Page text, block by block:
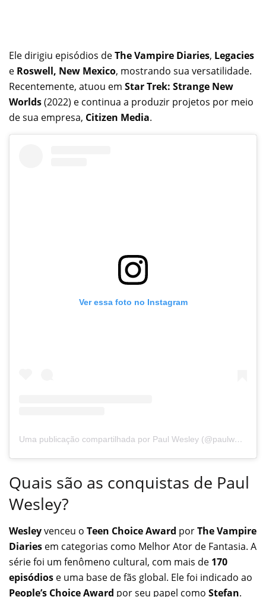
Ele dirigiu episódios deThe Vampire Diaries, Legacies
e Roswell, New Mexico, mostrando sua versatilidade.
Recentemente, atuou em Star Trek: Strange New
Worlds(2022) e continua a produzir projetos por meio
de sua empresa, Citizen Media.
Ver essa foto no Instagram
Uma publicação compartilhada por Paul Wesley (@paulwesley)
Quais são as conquistas de Paul
Wesley?
Wesleyvenceu o Teen Choice Award porThe Vampire
Diaries em categorias como Melhor Ator de Fantasia. A
série foi um fenômeno cultural, com mais de 170
episódios e uma base de fãs global. Ele foi indicado ao
People’s Choice Award por seu papel como Stefan.